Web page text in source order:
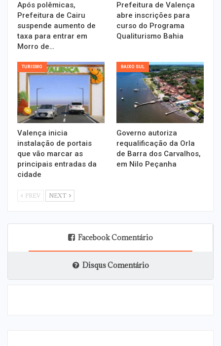
Após polêmicas,
Prefeitura de Cairu
suspende aumento de
taxa para entrar em
Morro de…
Prefeitura de Valença
abre inscrições para
curso do Programa
Qualiturismo Bahia
TURISMO
Valença inicia
instalação de portais
que vão marcar as
principais entradas da
cidade
BAIXO SUL
Governo autoriza
requalificação da Orla
de Barra dos Carvalhos,
em Nilo Peçanha
PREV NEXT
Facebook Comentário
Disqus Comentário